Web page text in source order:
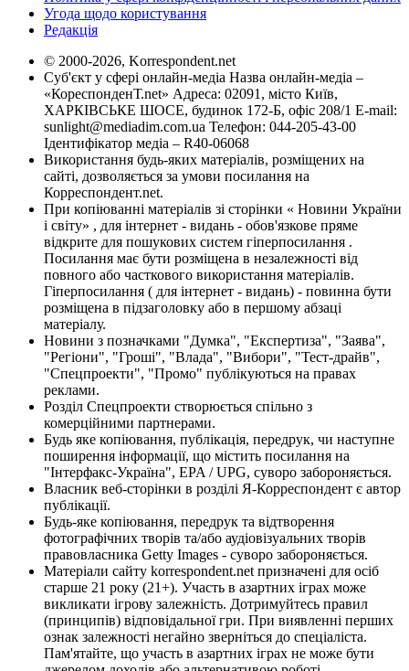
Угода щодо користування
Редакція
© 2000-2026, Korrespondent.net
Суб'єкт у сфері онлайн-медіа Назва онлайн-медіа –
«КореспонденТ.net» Адреса: 02091, місто Київ,
ХАРКІВСЬКЕ ШОСЕ, будинок 172-Б, офіс 208/1 E-mail:
sunlight@mediadim.com.ua Телефон: 044-205-43-00
Ідентифікатор медіа – R40-06068
Використання будь-яких матеріалів, розміщених на
сайті, дозволяється за умови посилання на
Корреспондент.net.
При копіюванні матеріалів зі сторінки « Новини України
і світу» , для інтернет - видань - обов'язкове пряме
відкрите для пошукових систем гіперпосилання .
Посилання має бути розміщена в незалежності від
повного або часткового використання матеріалів.
Гіперпосилання ( для інтернет - видань) - повинна бути
розміщена в підзаголовку або в першому абзаці
матеріалу.
Новини з позначками "Думка", "Експертиза", "Заява",
"Регіони", "Гроші", "Влада", "Вибори", "Тест-драйв",
"Спецпроекти", "Промо" публікуються на правах
реклами.
Розділ Спецпроекти створюється спільно з
комерційними партнерами.
Будь яке копіювання, публікація, передрук, чи наступне
поширення інформації, що містить посилання на
"Інтерфакс-Україна", EPA / UPG, суворо забороняється.
Власник веб-сторінки в розділі Я-Корреспондент є автор
публікації.
Будь-яке копіювання, передрук та відтворення
фотографічних творів та/або аудіовізуальних творів
правовласника Getty Images - суворо забороняється.
Матеріали сайту korrespondent.net призначені для осіб
старше 21 року (21+). Участь в азартних іграх може
викликати ігрову залежність. Дотримуйтесь правил
(принципів) відповідальної гри. При виявленні перших
ознак залежності негайно зверніться до спеціаліста.
Пам'ятайте, що участь в азартних іграх не може бути